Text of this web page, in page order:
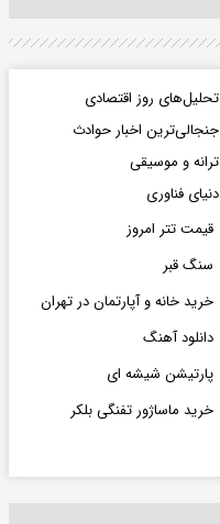
تحلیل‌های روز اقتصادی
جنجالی‌ترین اخبار حوادث
ترانه و موسیقی
دنیای فناوری
قیمت تتر امروز
سنگ قبر
خرید خانه و آپارتمان در تهران
دانلود آهنگ
پارتیشن شیشه ای
خرید ماساژور تفنگی بلکر